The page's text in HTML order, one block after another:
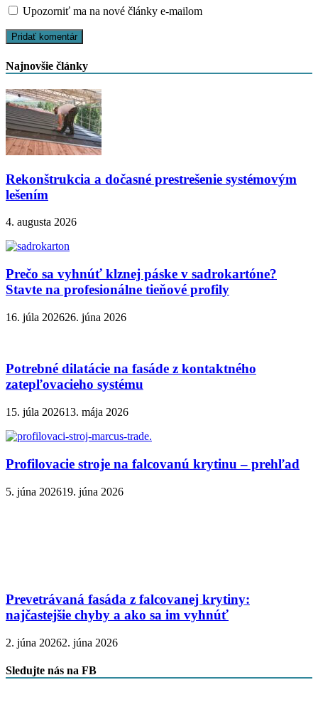
Upozorniť ma na nové články e-mailom
Najnovšie články
Rekonštrukcia a dočasné prestrešenie systémovým
lešením
4. augusta 2026
Prečo sa vyhnúť klznej páske v sadrokartóne?
Stavte na profesionálne tieňové profily
16. júla 202626. júna 2026
Potrebné dilatácie na fasáde z kontaktného
zatepľovacieho systému
15. júla 202613. mája 2026
Profilovacie stroje na falcovanú krytinu – prehľad
5. júna 202619. júna 2026
Prevetrávaná fasáda z falcovanej krytiny:
najčastejšie chyby a ako sa im vyhnúť
2. júna 20262. júna 2026
Sledujte nás na FB